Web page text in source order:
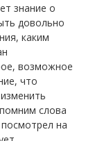
знание о
довольно
каким
возможное
что
слова
на